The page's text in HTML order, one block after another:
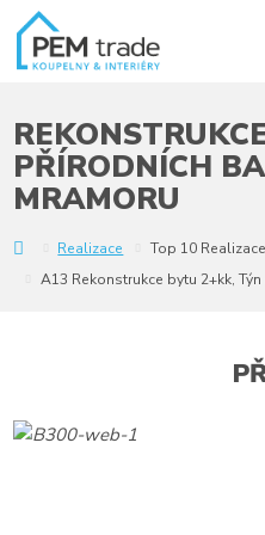
PŘÍRODNÍCH
MRAMORU
Realizace
Top 10 Realizace
A13 Rekonstrukce bytu 2+kk,